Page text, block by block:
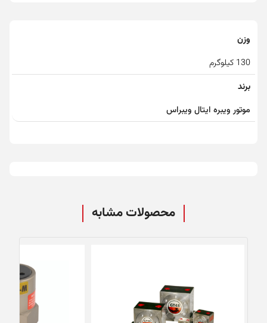
وزن
130 کیلوگرم
برند
موتور ویبره ایتال ویبراس
محصولات مشابه